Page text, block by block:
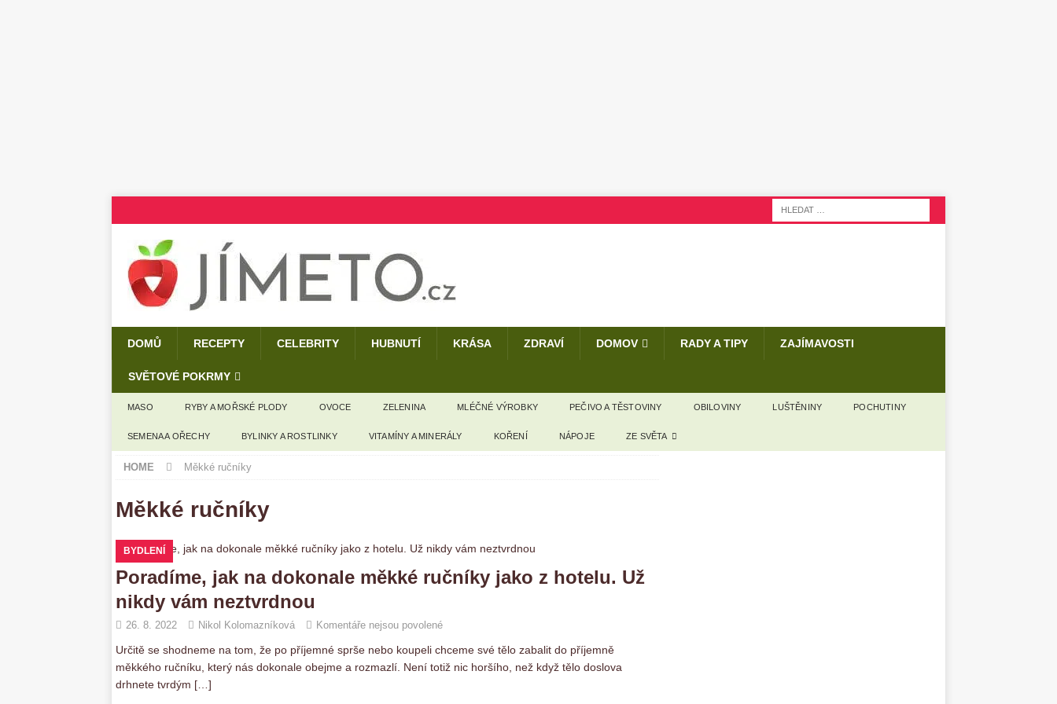
DOMŮ RECEPTY CELEBRITY HUBNUTÍ KRÁSA ZDRAVÍ DOMOV RADY A TIPY ZAJÍMAVOSTI
SVĚTOVÉ POKRMY
MASO RYBY A MOŘSKÉ PLODY OVOCE ZELENINA MLÉČNÉ VÝROBKY PEČIVO A TĚSTOVINY OBILOVINY LUŠTĚNINY POCHUTINY
SEMENA A OŘECHY BYLINKY A ROSTLINKY VITAMÍNY A MINERÁLY KOŘENÍ NÁPOJE ZE SVĚTA
HOME Měkké ručníky
Měkké ručníky
BYDLENÍ
Poradíme, jak na dokonale měkké ručníky jako z hotelu. Už
nikdy vám neztvrdnou
26. 8. 2022 Nikol Kolomazníková Komentáře nejsou povolené
Určitě se shodneme na tom, že po příjemné sprše nebo koupeli chceme své tělo zabalit do příjemně
měkkého ručníku, který nás dokonale obejme a rozmazlí. Není totiž nic horšího, než když tělo doslova
drhnete tvrdým […]